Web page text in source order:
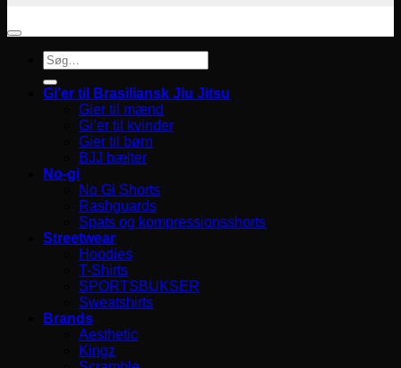
Søg
efter:
Gi’er til Brasiliansk Jiu Jitsu
Gier til mænd
Gi’er til kvinder
Gier til børn
BJJ bælter
No-gi
No Gi Shorts
Rashguards
Spats og kompressionsshorts
Streetwear
Hoodies
T-Shirts
SPORTSBUKSER
Sweatshirts
Brands
Aesthetic
Kingz